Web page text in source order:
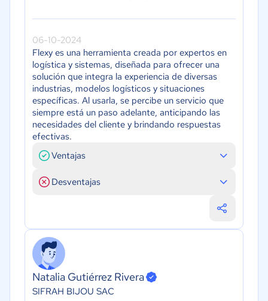
06-10-2024
Flexy es una herramienta creada por expertos en
logística y sistemas, diseñada para ofrecer una
solución que integra la experiencia de diversas
industrias, modelos logísticos y situaciones
específicas. Al usarla, se percibe un servicio que
siempre está un paso adelante, anticipando las
necesidades del cliente y brindando respuestas
efectivas.
Ventajas
Desventajas
Natalia Gutiérrez Rivera
SIFRAH BIJOU SAC